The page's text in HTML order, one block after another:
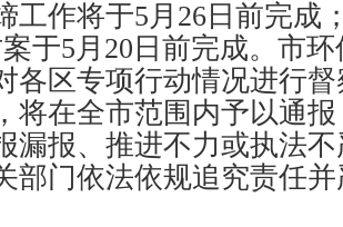
工作将于5月26日前完成
于5月20日前完成。市
各区专项行动情况进行
将在全市范围内予以通
漏报、推进不力或执法
部门依法依规追究责任